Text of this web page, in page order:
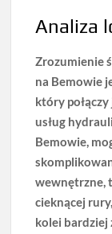
Analiza
Zrozumienie
na Bemowie
który
usług
Bemowie,
wewnętrzne,
cieknącej
kolei bardziej